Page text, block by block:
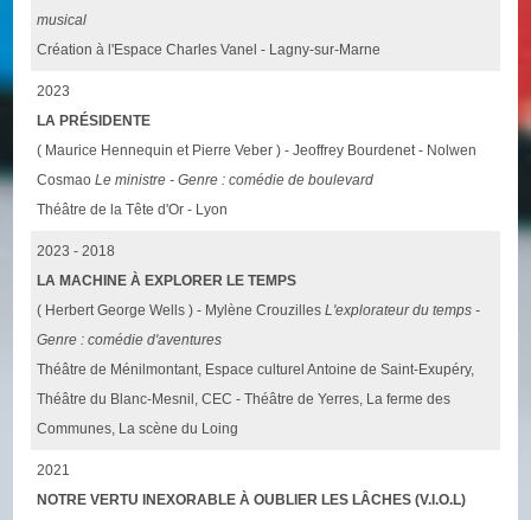
musical
Création à l'Espace Charles Vanel - Lagny-sur-Marne
2023
LA PRÉSIDENTE
( Maurice Hennequin et Pierre Veber ) - Jeoffrey Bourdenet - Nolwen
CosmaoLe ministre - Genre : comédie de boulevard
Théâtre de la Tête d'Or - Lyon
2023 - 2018
LA MACHINE À EXPLORER LE TEMPS
( Herbert George Wells ) - Mylène CrouzillesL'explorateur du temps -
Genre : comédie d'aventures
Théâtre de Ménilmontant, Espace culturel Antoine de Saint-Exupéry,
Théâtre du Blanc-Mesnil, CEC - Théâtre de Yerres, La ferme des
Communes, La scène du Loing
2021
NOTRE VERTU INEXORABLE À OUBLIER LES LÂCHES (V.I.O.L)